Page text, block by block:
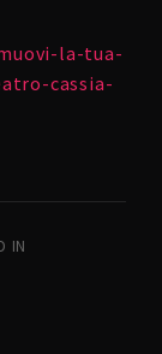
la-tua-
cassia-
IN